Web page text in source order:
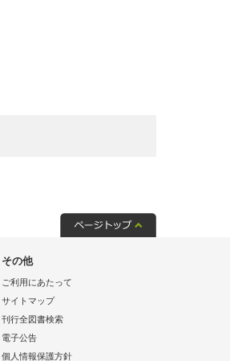
その他
ご利用にあたって
サイトマップ
刊行全図書検索
電子公告
個人情報保護方針